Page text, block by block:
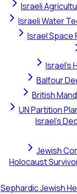
Israeli
Israeli Water
Israel Space
Israel's
Balfour
British
UN Partition
Israel's
Jewish
Holocaust
Sephardic Jewish